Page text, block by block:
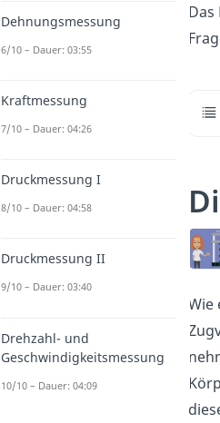
Dehnungsmessung
6/10 – Dauer: 03:55
Kraftmessung
7/10 – Dauer: 04:26
Druckmessung I
8/10 – Dauer: 04:58
Druckmessung II
9/10 – Dauer: 03:40
Drehzahl- und
Geschwindigkeitsmessung
10/10 – Dauer: 04:09